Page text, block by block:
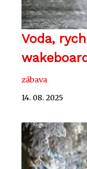
Voda,
zábava
14. 08. 2025